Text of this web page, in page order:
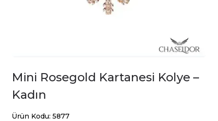
Mini Rosegold Kartanesi Kolye –
Kadın
Ürün Kodu: 5877